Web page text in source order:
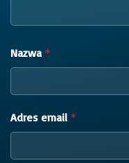
Nazwa *
Adres email *